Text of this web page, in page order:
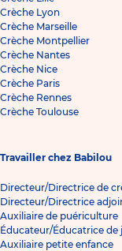
Crèche Lyon
Crèche Marseille
Crèche Montpellier
Crèche Nantes
Crèche Nice
Crèche Paris
Crèche Rennes
Crèche Toulouse
Travailler chez Babilou
Directeur/Directrice de
Directeur/Directrice
Auxiliaire de puériculture
Éducateur/Éducatrice de
Auxiliaire petite enfance